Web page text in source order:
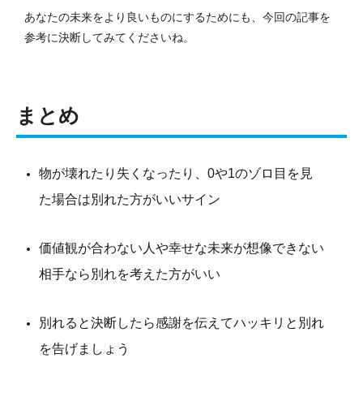
あなたの未来をより良いものにするためにも、今回の記事を
参考に決断してみてくださいね。
まとめ
物が壊れたり失くなったり、0や1のゾロ目を見
た場合は別れた方がいいサイン
価値観が合わない人や幸せな未来が想像できない
相手なら別れを考えた方がいい
別れると決断したら感謝を伝えてハッキリと別れ
を告げましょう